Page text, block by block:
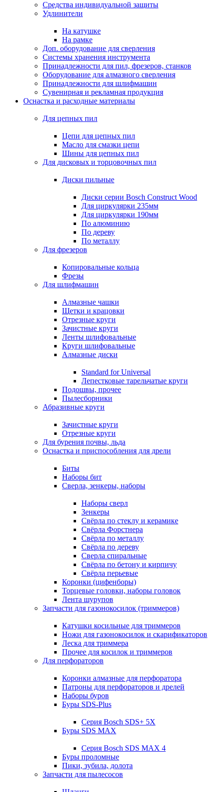
Средства индивидуальной защиты
Удлинители
На катушке
На рамке
Доп. оборудование для сверления
Системы хранения инструмента
Принадлежности для пил, фрезеров, станков
Оборудование для алмазного сверления
Принадлежности для шлифмашин
Сувенирная и рекламная продукция
Оснастка и расходные материалы
Для цепных пил
Цепи для цепных пил
Масло для смазки цепи
Шины для цепных пил
Для дисковых и торцовочных пил
Диски пильные
Диски серии Bosch Construct Wood
Для циркулярки 235мм
Для циркулярки 190мм
По алюминию
По дереву
По металлу
Для фрезеров
Копировальные кольца
Фрезы
Для шлифмашин
Алмазные чашки
Щетки и крацовки
Отрезные круги
Зачистные круги
Ленты шлифовальные
Круги шлифовальные
Алмазные диски
Standard for Universal
Лепестковые тарельчатые круги
Подошвы, прочее
Пылесборники
Абразивные круги
Зачистные круги
Отрезные круги
Для бурения почвы, льда
Оснастка и приспособления для дрели
Биты
Наборы бит
Сверла, зенкеры, наборы
Наборы сверл
Зенкеры
Свёрла по стеклу и керамике
Свёрла Форстнера
Свёрла по металлу
Свёрла по дереву
Сверла спиральные
Свёрла по бетону и кирпичу
Свёрла перьевые
Коронки (цифенборы)
Торцевые головки, наборы головок
Лента шурупов
Запчасти для газонокосилок (триммеров)
Катушки косильные для триммеров
Ножи для газонокосилок и скарификаторов
Леска для триммера
Прочее для косилок и триммеров
Для перфораторов
Коронки алмазные для перфоратора
Патроны для перфораторов и дрелей
Наборы буров
Буры SDS-Plus
Серия Bosch SDS+ 5X
Буры SDS MAX
Серия Bosch SDS MAX 4
Буры проломные
Пики, зубила, долота
Запчасти для пылесосов